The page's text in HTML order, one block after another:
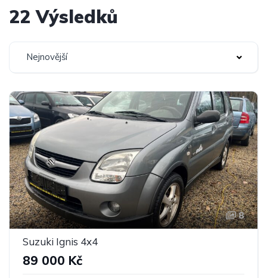
22 Výsledků
Nejnovější
8
Suzuki Ignis 4x4
89 000 Kč